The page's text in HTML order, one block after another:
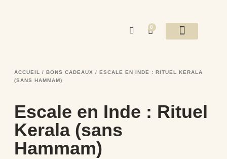
0
ACCUEIL / BONS CADEAUX / ESCALE EN INDE : RITUEL KERALA
(SANS HAMMAM)
Escale en Inde : Rituel
Kerala (sans
Hammam)